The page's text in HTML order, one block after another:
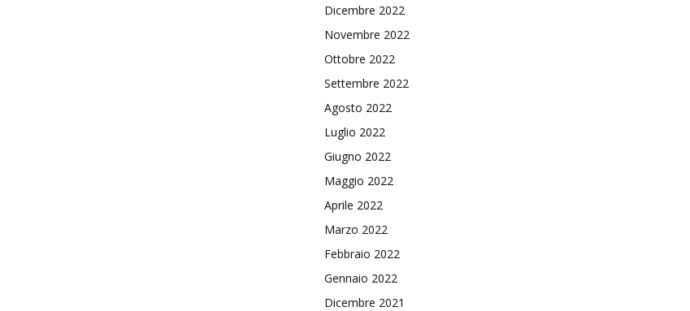
Dicembre 2022
Novembre 2022
Ottobre 2022
Settembre 2022
Agosto 2022
Luglio 2022
Giugno 2022
Maggio 2022
Aprile 2022
Marzo 2022
Febbraio 2022
Gennaio 2022
Dicembre 2021